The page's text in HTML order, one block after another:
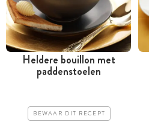
Heldere bouillon met
paddenstoelen
BEWAAR DIT RECEPT